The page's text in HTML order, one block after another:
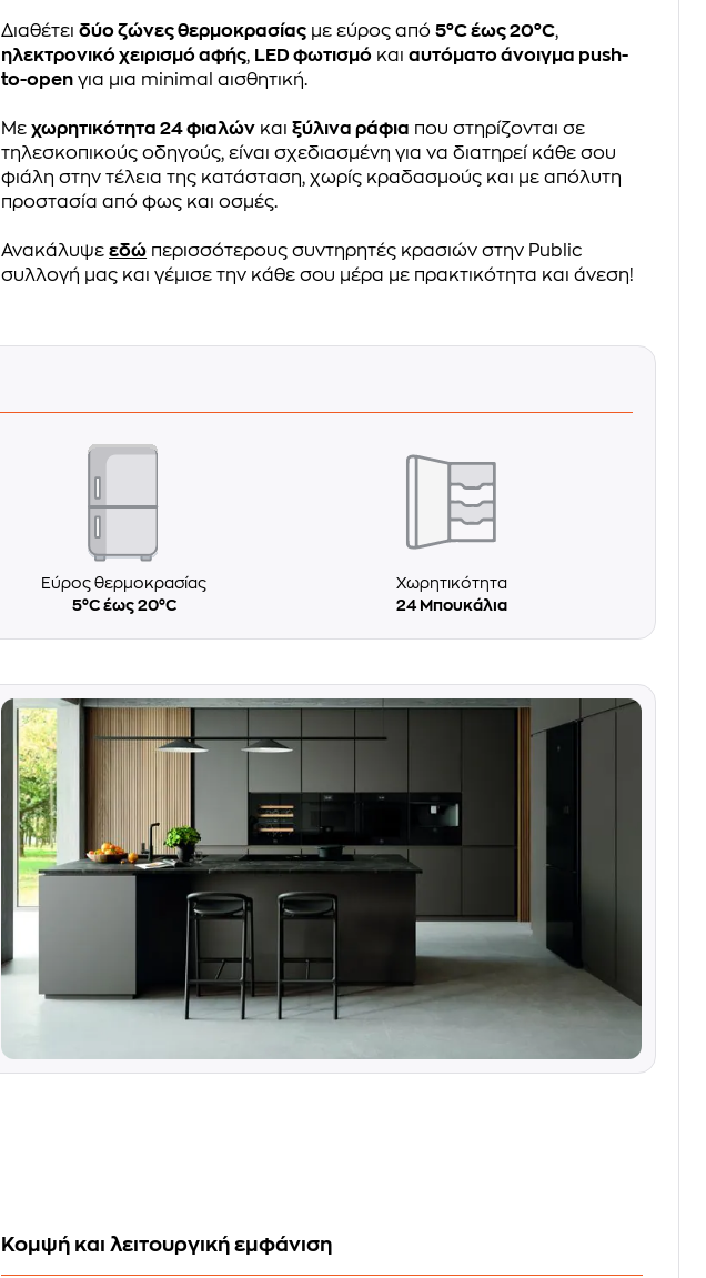
Διαθέτειδύο ζώνες θερμοκρασίας με εύρος από5°C έως 20°C,
ηλεκτρονικό χειρισμό αφής, LED φωτισμό καιαυτόματο άνοιγμα push-
to-open για μια minimal αισθητική.
Μεχωρητικότητα 24 φιαλών καιξύλινα ράφια που στηρίζονται σε
τηλεσκοπικούς οδηγούς, είναι σχεδιασμένη για να διατηρεί κάθε σου
φιάλη στην τέλεια της κατάσταση, χωρίς κραδασμούς και με απόλυτη
προστασία από φως και οσμές.
Ανακάλυψεεδώ περισσότερους συντηρητές κρασιών στην Public
συλλογή μας και γέμισε την κάθε σου μέρα με πρακτικότητα και άνεση!
Εύρος θερμοκρασίας
5°C έως 20°C
Χωρητικότητα
24 Μπουκάλια
Κομψή και λειτουργική εμφάνιση